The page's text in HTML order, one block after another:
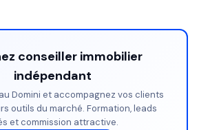
conseiller immobilier
indépendant
Domini et accompagnez vos clients
outils du marché. Formation, leads
et commission attractive.